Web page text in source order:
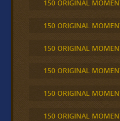
150 ORIGINAL
150 ORIGINAL
150 ORIGINAL
150 ORIGINAL
150 ORIGINAL
150 ORIGINAL